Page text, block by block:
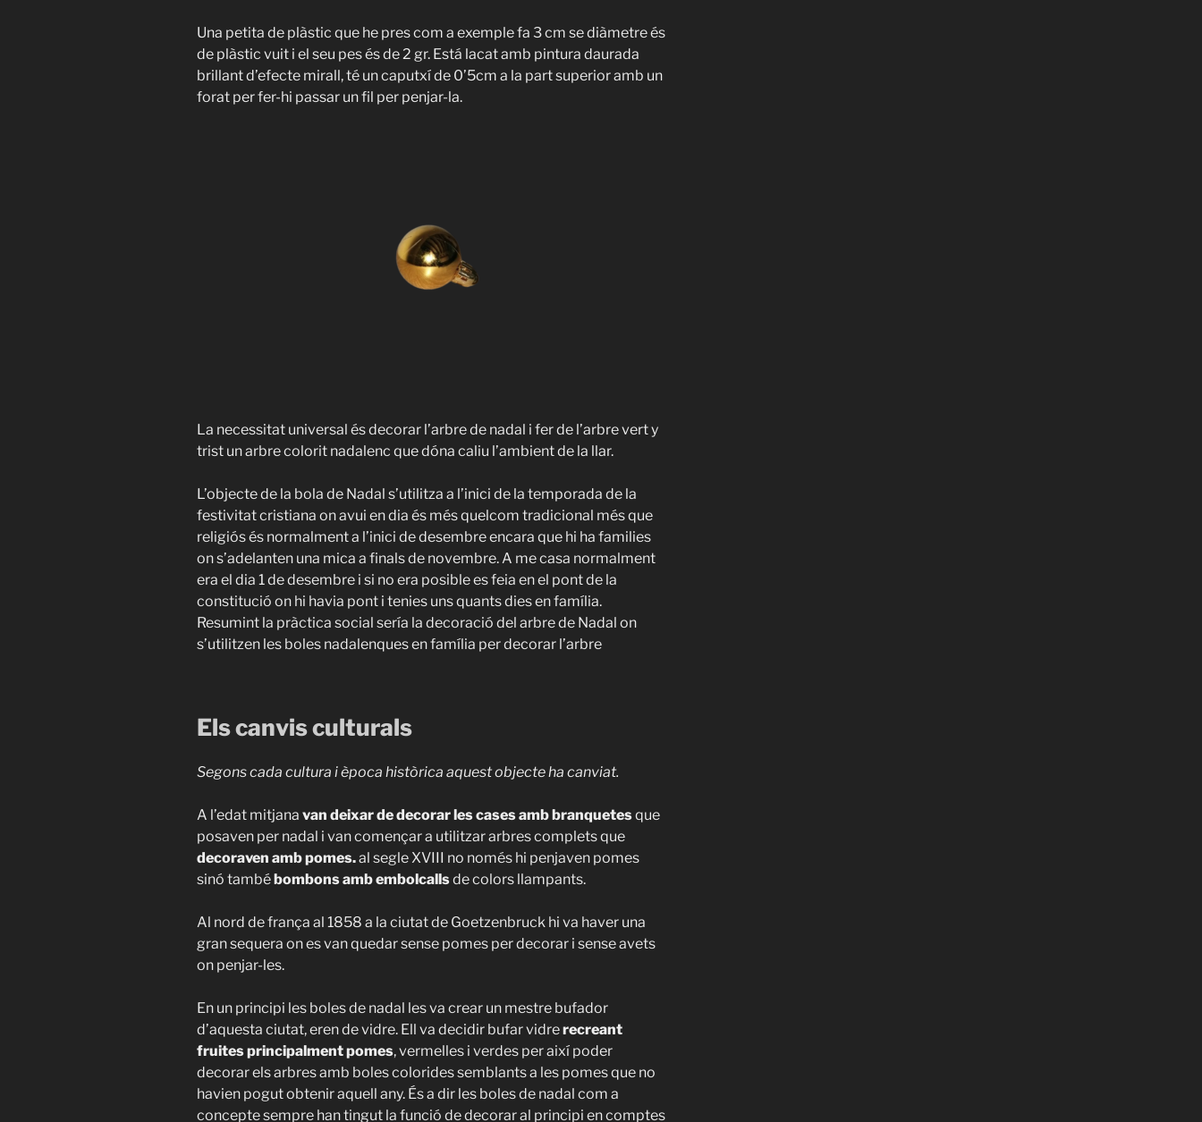
Una petita de plàstic que he pres com a exemple fa 3 cm se diàmetre és
de plàstic vuit i el seu pes és de 2 gr. Está lacat amb pintura daurada
brillant d’efecte mirall, té un caputxí de 0’5cm a la part superior amb un
forat per fer-hi passar un fil per penjar-la.
La necessitat universal és decorar l’arbre de nadal i fer de l’arbre vert y
trist un arbre colorit nadalenc que dóna caliu l’ambient de la llar.
L’objecte de la bola de Nadal s’utilitza a l’inici de la temporada de la
festivitat cristiana on avui en dia és més quelcom tradicional més que
religiós és normalment a l’inici de desembre encara que hi ha families
on s’adelanten una mica a finals de novembre. A me casa normalment
era el dia 1 de desembre i si no era posible es feia en el pont de la
constitució on hi havia pont i tenies uns quants dies en família.
Resumint la pràctica social sería la decoració del arbre de Nadal on
s’utilitzen les boles nadalenques en família per decorar l’arbre
Els canvis culturals
Segons cada cultura i època històrica aquest objecte ha canviat.
A l’edat mitjana van deixar de decorar les cases amb branquetesque
posaven per nadal i van començar a utilitzar arbres complets que
decoraven amb pomes.al segle XVIII no només hi penjaven pomes
sinó tambébombons amb embolcallsde colors llampants.
Al nord de frança al 1858 a la ciutat de Goetzenbruck hi va haver una
gran sequera on es van quedar sense pomes per decorar i sense avets
on penjar-les.
En un principi les boles de nadal les va crear un mestre bufador
d’aquesta ciutat, eren de vidre. Ell va decidir bufar vidrerecreant
fruites principalment pomes, vermelles i verdes per així poder
decorar els arbres amb boles colorides semblants a les pomes que no
havien pogut obtenir aquell any. És a dir les boles de nadal com a
concepte sempre han tingut la funció de decorar al principi en comptes